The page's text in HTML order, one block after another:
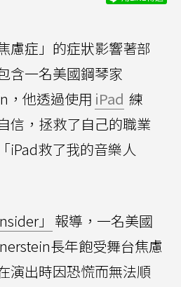
慮症」的症狀影響著部
含一名美國鋼琴家
，他透過使用 iPad 練
信，拯救了自己的職業
iPad救了我的音樂人
」 報導，一名美國
長年飽受舞台焦慮
演出時因恐慌而無法順